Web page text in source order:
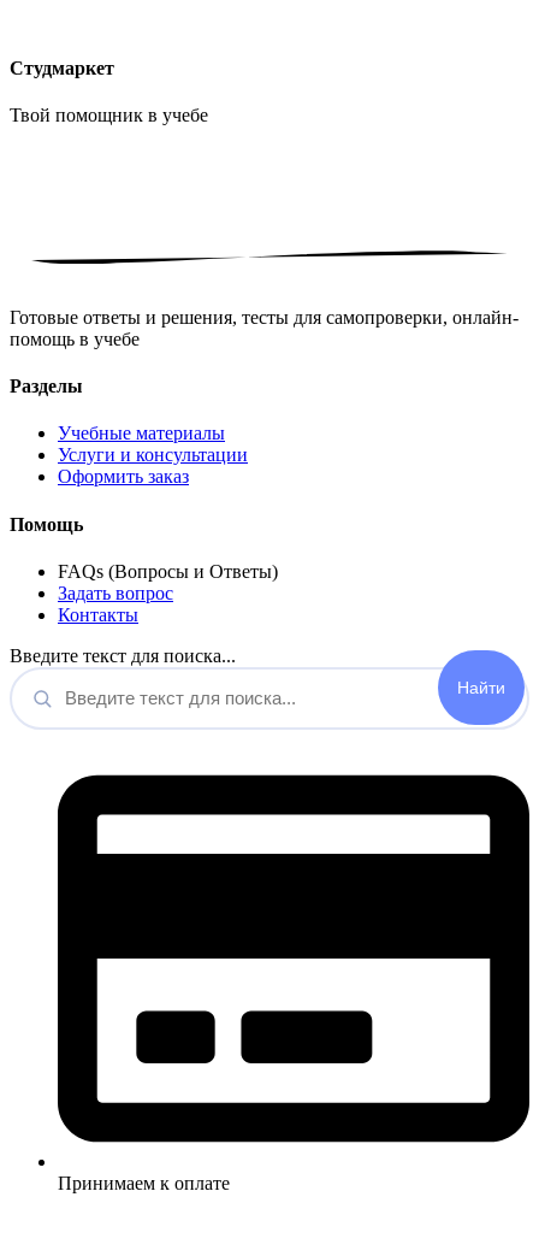
Студмаркет
Твой помощник в учебе
Готовые ответы и решения, тесты для самопроверки, онлайн-
помощь в учебе
Разделы
Учебные материалы
Услуги и консультации
Оформить заказ
Помощь
FAQs (Вопросы и Ответы)
Задать вопрос
Контакты
Введите текст для поиска...
Принимаем к оплате